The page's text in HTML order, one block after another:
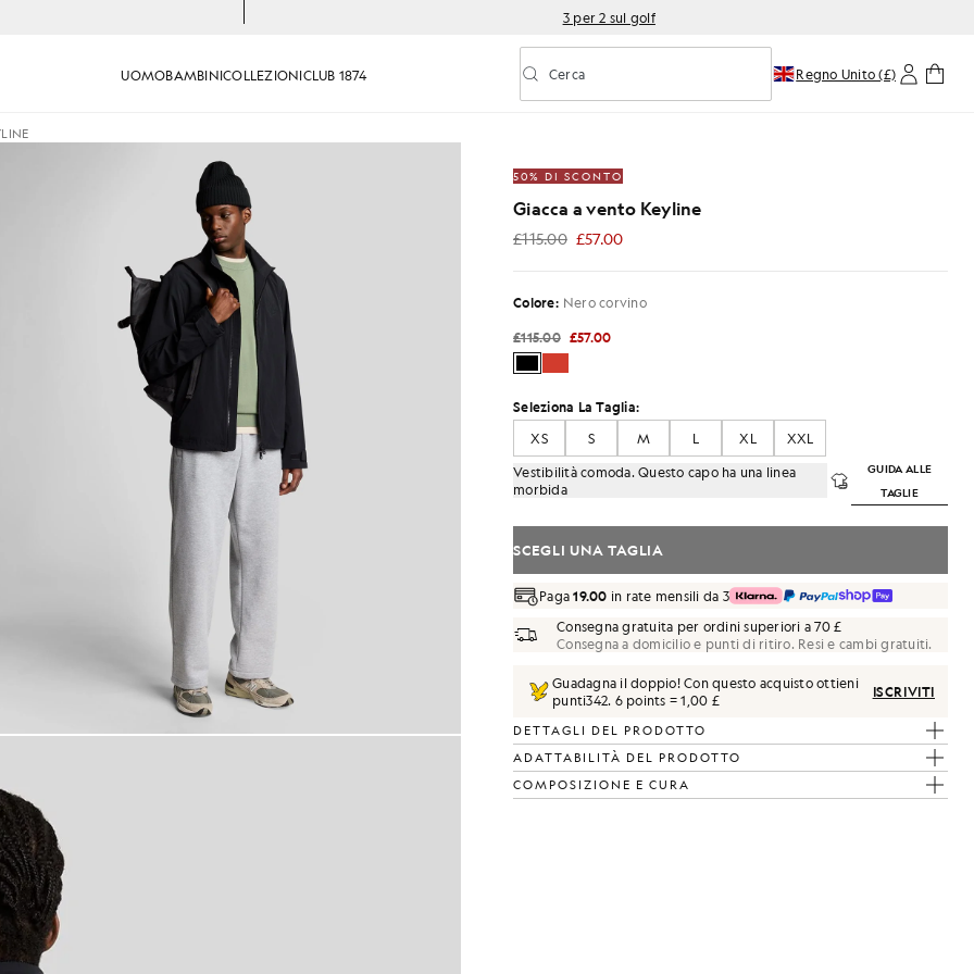
3 per 2 sul golf
UOMOBAMBINICOLLEZIONICLUB 1874 Attiva/disattiva la ricerca predittiva
Cerca Regno Unito (£)
50% DI SCONTO
Giacca a vento Keyline
£115.00 £57.00
£57.00
Colore: Nero corvino
£115.00 £57.00
Seleziona La Taglia:
XS
S M L XL
XXL
Vestibilità comoda. Questo capo ha una linea
morbida
GUIDA ALLE
TAGLIE
SCEGLI UNA TAGLIA
Paga19.00 in rate mensili da 3
Consegna gratuita per ordini superiori a 70 £
Consegna a domicilio e punti di ritiro. Resi e cambi gratuiti.
Guadagna il doppio! Con questo acquisto ottieni
punti342. 6 points = 1,00 £ ISCRIVITI
DETTAGLI DEL PRODOTTO
ADATTABILITÀ DEL PRODOTTO
COMPOSIZIONE E CURA